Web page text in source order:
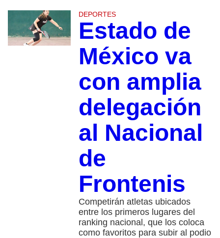
DEPORTES
Estado de
México va
con amplia
delegación
al Nacional
de
Frontenis
Competirán atletas ubicados
entre los primeros lugares del
ranking nacional, que los coloca
como favoritos para subir al podio